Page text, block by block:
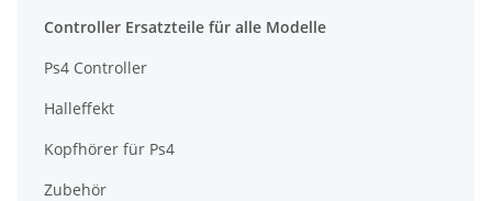
Controller Ersatzteile für alle Modelle
Ps4 Controller
Halleffekt
Kopfhörer für Ps4
Zubehör